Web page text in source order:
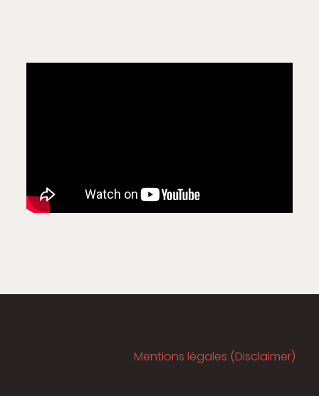
Mentions légales (Disclaimer)